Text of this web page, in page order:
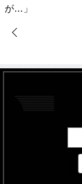
が…」